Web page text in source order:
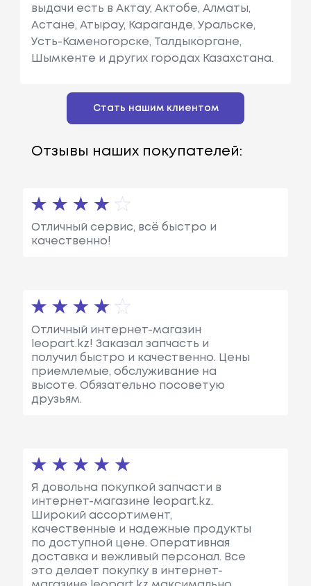
выдачи есть в Актау, Актобе, Алматы,
Астане, Атырау, Караганде, Уральске,
Усть-Каменогорске, Талдыкоргане,
Шымкенте и других городах Казахстана.
Стать нашим клиентом
Отзывы наших покупателей:
Отличный сервис, всё быстро и
качественно!
Отличный интернет-магазин
leopart.kz! Заказал запчасть и
получил быстро и качественно. Цены
приемлемые, обслуживание на
высоте. Обязательно посоветую
друзьям.
Я довольна покупкой запчасти в
интернет-магазине leopart.kz.
Широкий ассортимент,
качественные и надежные продукты
по доступной цене. Оперативная
доставка и вежливый персонал. Все
это делает покупку в интернет-